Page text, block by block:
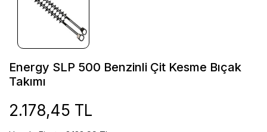
Energy SLP 500 Benzinli Çit Kesme Bıçak
Takımı
2.178,45 TL